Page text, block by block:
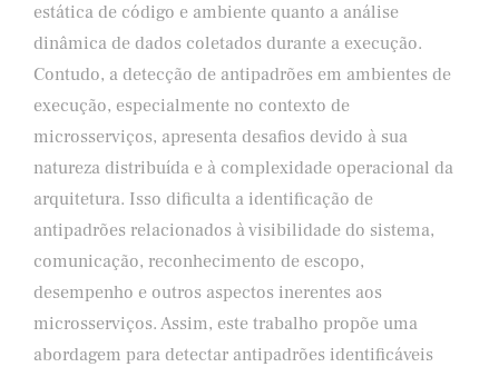
estática de código e ambiente quanto a análise
dinâmica de dados coletados durante a execução.
Contudo, a detecção de antipadrões em ambientes de
execução, especialmente no contexto de
microsserviços, apresenta desafios devido à sua
natureza distribuída e à complexidade operacional da
arquitetura. Isso dificulta a identificação de
antipadrões relacionados à visibilidade do sistema,
comunicação, reconhecimento de escopo,
desempenho e outros aspectos inerentes aos
microsserviços. Assim, este trabalho propõe uma
abordagem para detectar antipadrões identificáveis